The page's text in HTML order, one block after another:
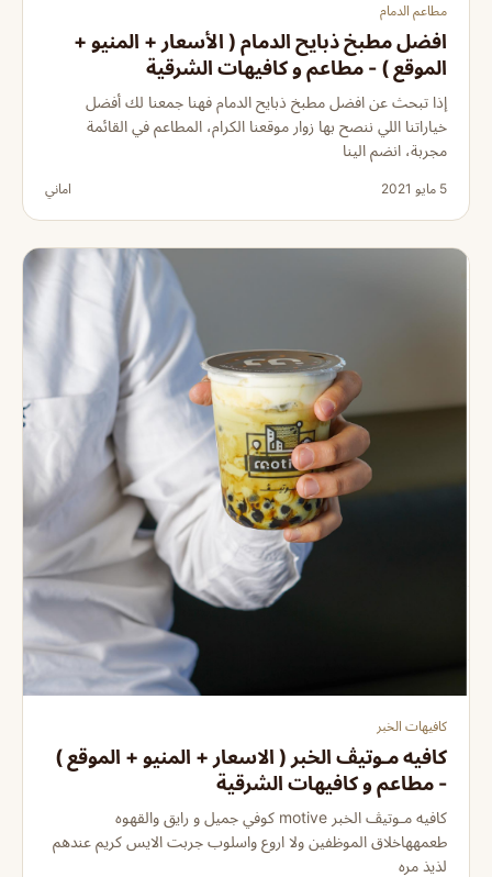
مطاعم الدمام
افضل مطبخ ذبايح الدمام ( الأسعار + المنيو +
الموقع ) - مطاعم و كافيهات الشرقية
إذا تبحث عن افضل مطبخ ذبايح الدمام فهنا جمعنا لك أفضل
خياراتنا اللي ننصح بها زوار موقعنا الكرام، المطاعم في القائمة
مجربة، انضم الينا
5 مايو 2021 اماني
كافيهات الخبر
كافيه مـوتيڤ الخبر ( الاسعار + المنيو + الموقع )
- مطاعم و كافيهات الشرقية
كافيه مـوتيڤ الخبر motive كوفي جميل و رايق والقهوه
طعمههاخلاق الموظفين ولا اروع واسلوب جربت الايس كريم عندهم
لذيذ مره